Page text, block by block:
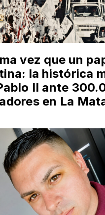
vez que un
la histórica
II ante
en La